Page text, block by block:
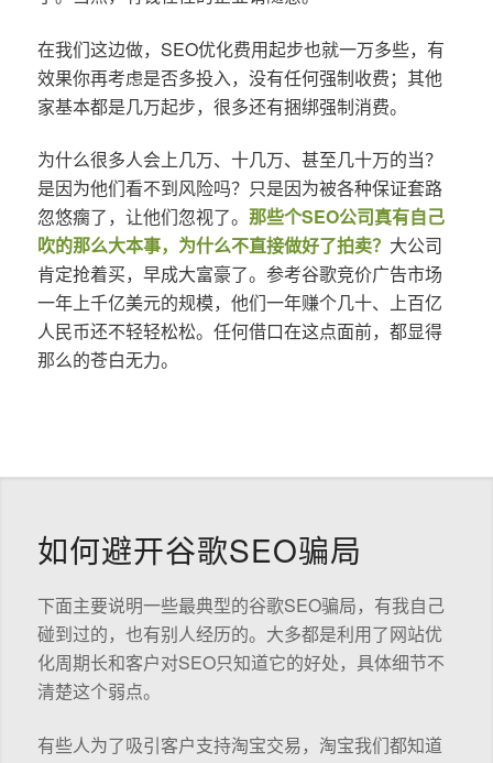
在我们这边做，SEO优化费用起步也就一万多些，有
效果你再考虑是否多投入，没有任何强制收费；其他
家基本都是几万起步，很多还有捆绑强制消费。
为什么很多人会上几万、十几万、甚至几十万的当？
是因为他们看不到风险吗？只是因为被各种保证套路
忽悠瘸了，让他们忽视了。 那些个SEO公司真有自己
吹的那么大本事，为什么不直接做好了拍卖？ 大公司
肯定抢着买，早成大富豪了。参考谷歌竞价广告市场
一年上千亿美元的规模，他们一年赚个几十、上百亿
人民币还不轻轻松松。任何借口在这点面前，都显得
那么的苍白无力。
如何避开谷歌SEO骗局
下面主要说明一些最典型的谷歌SEO骗局，有我自己
碰到过的，也有别人经历的。大多都是利用了网站优
化周期长和客户对SEO只知道它的好处，具体细节不
清楚这个弱点。
有些人为了吸引客户支持淘宝交易，淘宝我们都知道